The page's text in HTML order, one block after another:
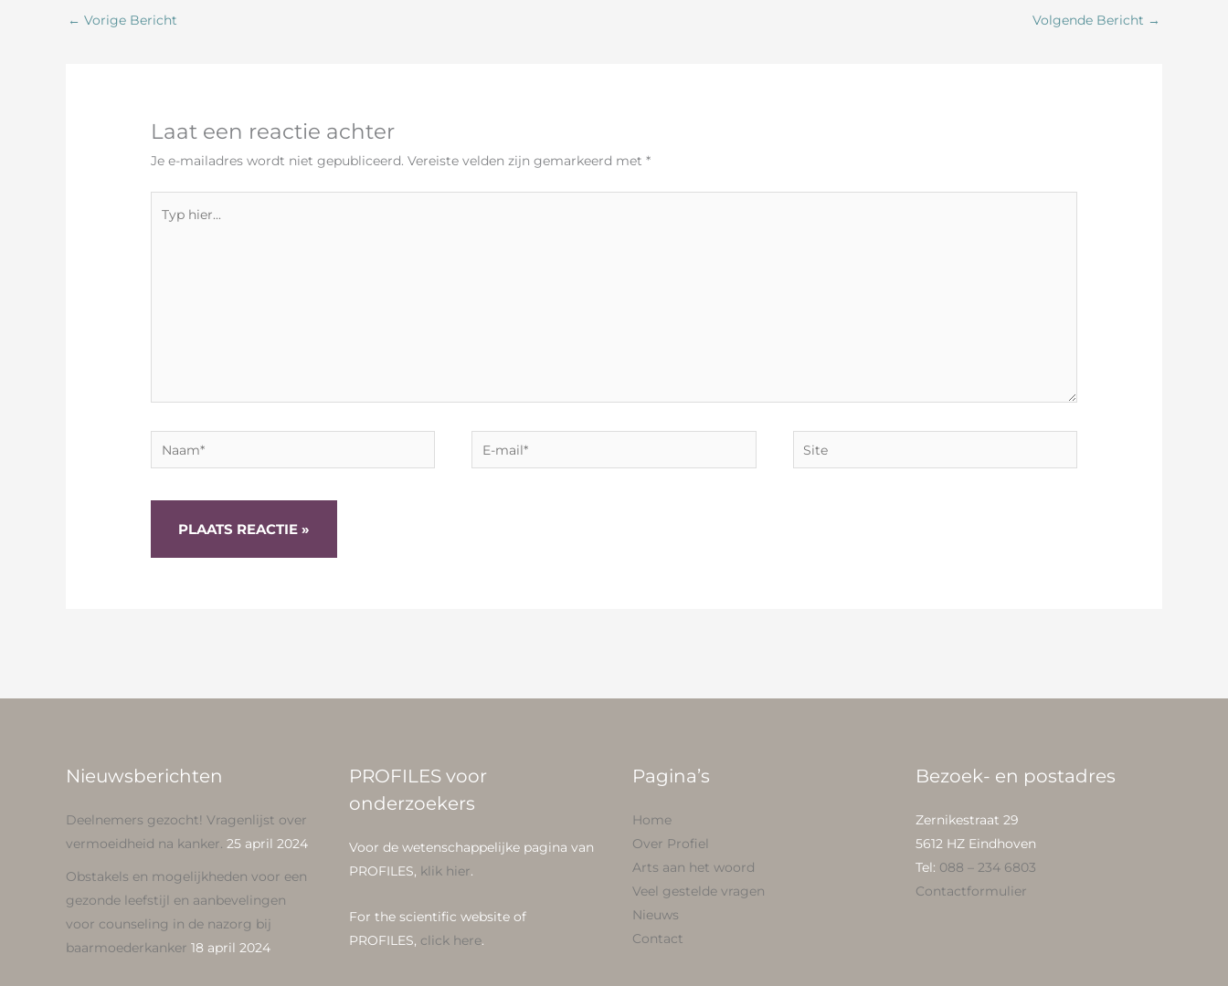
← Vorige Bericht Volgende Bericht →
Laat een reactie achter
Je e-mailadres wordt niet gepubliceerd. Vereiste velden zijn gemarkeerd met*
hier...
Naam*
E-
mail*
Site
Nieuwsberichten
Deelnemers gezocht! Vragenlijst over
vermoeidheid na kanker. 25 april 2024
Obstakels en mogelijkheden voor een
gezonde leefstijl en aanbevelingen
voor counseling in de nazorg bij
baarmoederkanker 18 april 2024
PROFILES voor
onderzoekers
Voor de wetenschappelijke pagina van
PROFILES, klik hier.
For the scientific website of
PROFILES, click here.
Pagina’s
Home
Over Profiel
Arts aan het woord
Veel gestelde vragen
Nieuws
Contact
Bezoek- en postadres
Zernikestraat 29
5612 HZ Eindhoven
Tel: 088 – 234 6803
Contactformulier